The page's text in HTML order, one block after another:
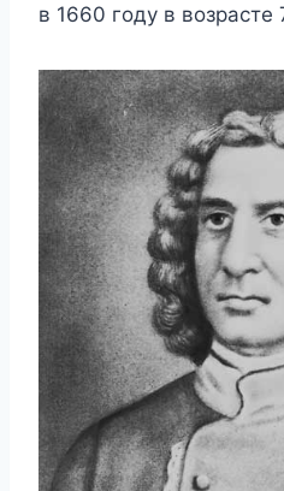
в 1660 году в возрасте